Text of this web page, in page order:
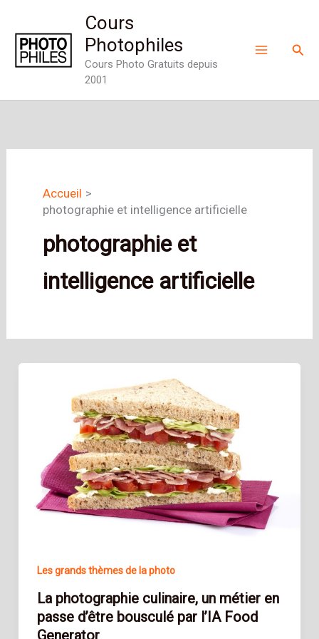
contenu
Cours
Photophiles
Cours Photo Gratuits depuis
2001
Accueil
photographie et intelligence artificielle
photographie et
intelligence artificielle
Les grands thèmes de la photo
La photographie culinaire, un métier en
passe d’être bousculé par l’IA Food
Generator